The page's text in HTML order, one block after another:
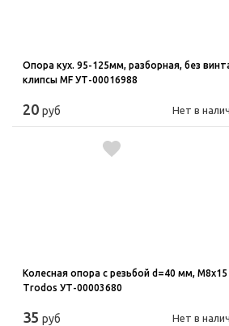
Опора кух. 95-125мм, разборная, без
клипсы MF УТ-00016988
20 руб Нет в
Колесная опора с резьбой d=40 мм, M8x15
Trodos УТ-00003680
35 руб Нет в